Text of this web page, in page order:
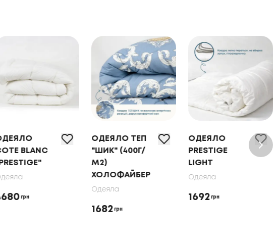
BLANC
грн
ОДЕЯЛО ТЕП
"ШИК" (400Г/
М2)
ХОЛОФАЙБЕР
Одеяла
1682 грн
ОДЕЯЛО
PRESTIGE
LIGHT
Одеяла
1692 грн